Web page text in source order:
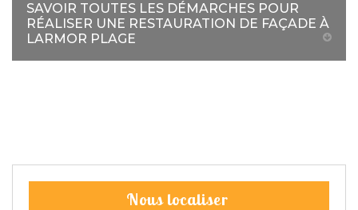
SAVOIR TOUTES LES DÉMARCHES POUR
RÉALISER UNE RESTAURATION DE FAÇADE À
LARMOR PLAGE
Nous localiser